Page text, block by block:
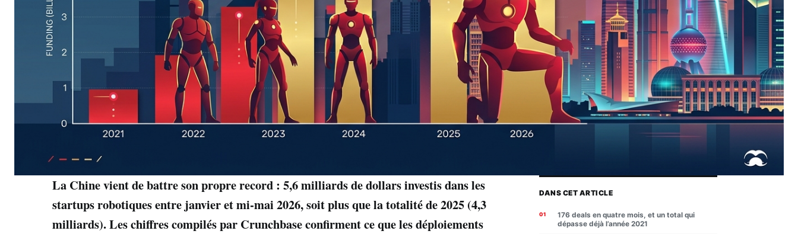
La Chine vient de battre son propre record : 5,6 milliards de dollars investis dans les
startups robotiques entre janvier et mi-mai 2026, soit plus que la totalité de 2025 (4,3
milliards). Les chiffres compilés par Crunchbase confirment ce que les déploiements
DANS CET ARTICLE
176 deals en quatre mois, et un total qui
dépasse déjà l’année 2021